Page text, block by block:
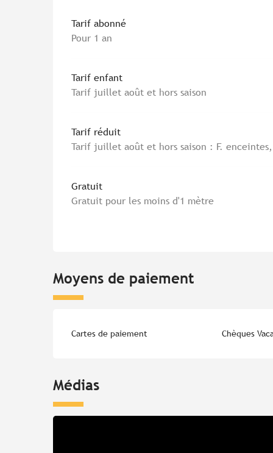
Tarif abonné
Pour 1 an
Tarif enfant
Tarif juillet août et hors saison
Tarif réduit
Tarif juillet août et hors saison : F.
Gratuit
Gratuit pour les moins d'1 mètre
Moyens de paiement
Cartes de paiement Chèques
Médias